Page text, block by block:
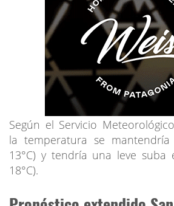
Según el Servicio
la temperatura se mantendría
13°C) y tendría una leve
18°C).